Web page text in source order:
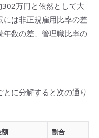
万円と依然として大
には非正規雇用比率の差
年数の差、管理職比率の
に分解すると次の通り
額 割合